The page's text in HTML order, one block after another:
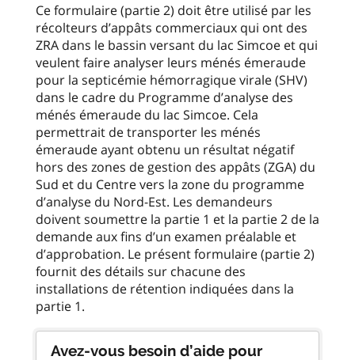
Ce formulaire (partie 2) doit être utilisé par les
récolteurs d’appâts commerciaux qui ont des
ZRA dans le bassin versant du lac Simcoe et qui
veulent faire analyser leurs ménés émeraude
pour la septicémie hémorragique virale (SHV)
dans le cadre du Programme d’analyse des
ménés émeraude du lac Simcoe. Cela
permettrait de transporter les ménés
émeraude ayant obtenu un résultat négatif
hors des zones de gestion des appâts (ZGA) du
Sud et du Centre vers la zone du programme
d’analyse du Nord-Est. Les demandeurs
doivent soumettre la partie 1 et la partie 2 de la
demande aux fins d’un examen préalable et
d’approbation. Le présent formulaire (partie 2)
fournit des détails sur chacune des
installations de rétention indiquées dans la
Avez-vous besoin d’aide pour